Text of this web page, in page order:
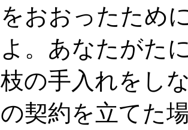
をおおったため
よ。あなたがた
枝の手入れをし
の契約を立てた